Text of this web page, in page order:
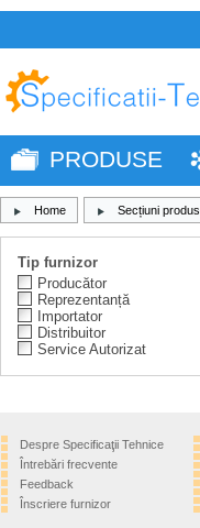
PRODUSE
Home Secțiuni
Tip furnizor
Producător
Reprezentanță
Importator
Distribuitor
Service Autorizat
Despre Specificaţii Tehnice
Întrebări frecvente
Feedback
Înscriere furnizor